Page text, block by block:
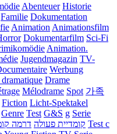
Abenteuer Historie
Familie Dokumentation
Animation Animationsfilm
Dokumentarfilm Sci-Fi
Animation.
Jugendmagazin TV-
Werbung
Drame
Mélodrame Spot 가족
Fiction Licht-Spektakel
Genre Test G&S g Serie
קומדיית פעולה דרמה
Test c